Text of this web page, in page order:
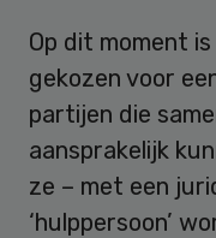
Op dit moment
gekozen voor
partijen die
aansprakelijk
ze – met een
‘hulppersoon’